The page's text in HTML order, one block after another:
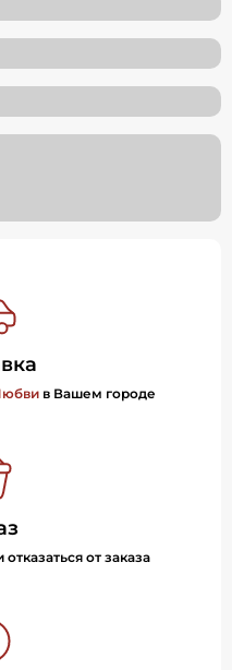
в Вашем городе
от заказа